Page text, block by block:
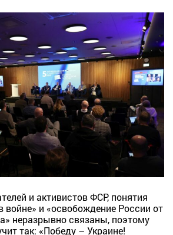
и активистов ФСР, понятия
войне» и «освобождение России от
неразрывно связаны, поэтому
так: «Победу – Украине!